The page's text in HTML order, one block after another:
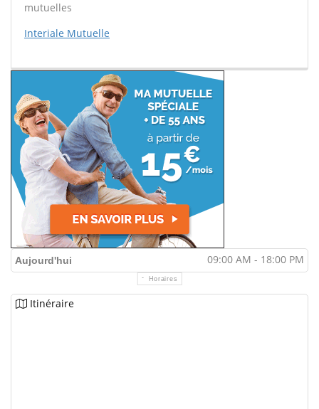
mutuelles
Interiale Mutuelle
Aujourd'hui 09:00 AM - 18:00 PM
Horaires
Itinéraire